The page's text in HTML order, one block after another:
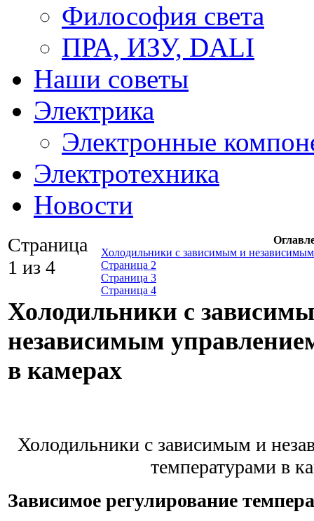
Философия света
ПРА, ИЗУ, DALI
Наши советы
Электрика
Электронные
Электротехника
Новости
Холодильники с зависимым и
Страница 2
Страница 3
Страница 4
Страница
1 из 4
Холодильники с
независимым
в камерах
Холодильники с зависимым и
температурами в
Зависимое регулирование